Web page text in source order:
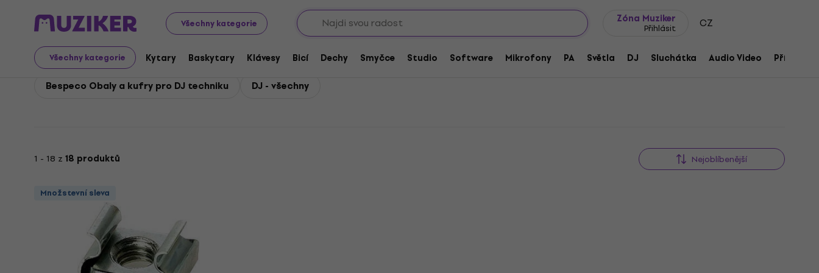
Všechny kategorie
Zóna Muziker
Přihlásit CZ
Všechny kategorie Kytary Baskytary Klávesy Bicí Dechy Smyčce Studio Software Mikrofony PA Světla DJ Sluchátka Audio Video
Bespeco Bespeco DJ Technika
Bespeco DJ Technika
Bespeco Obaly a kufry pro DJ techniku DJ - všechny
1 - 18 z 18 produktů Nejoblíbenější
Množstevní sleva